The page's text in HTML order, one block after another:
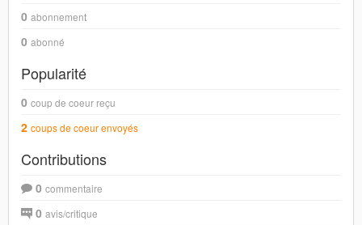
0 abonnement
0 abonné
Popularité
0 coup de coeur reçu
2 coups de coeur envoyés
Contributions
0 commentaire
0 avis/critique